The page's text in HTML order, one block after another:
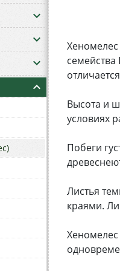
keyboard_arrow_down
keyboard_arrow_down
keyboard_arrow_down
keyboard_arrow_up
Хеномелес
Высота и
условиях
Побеги
Листья
краями.
Хеномелес